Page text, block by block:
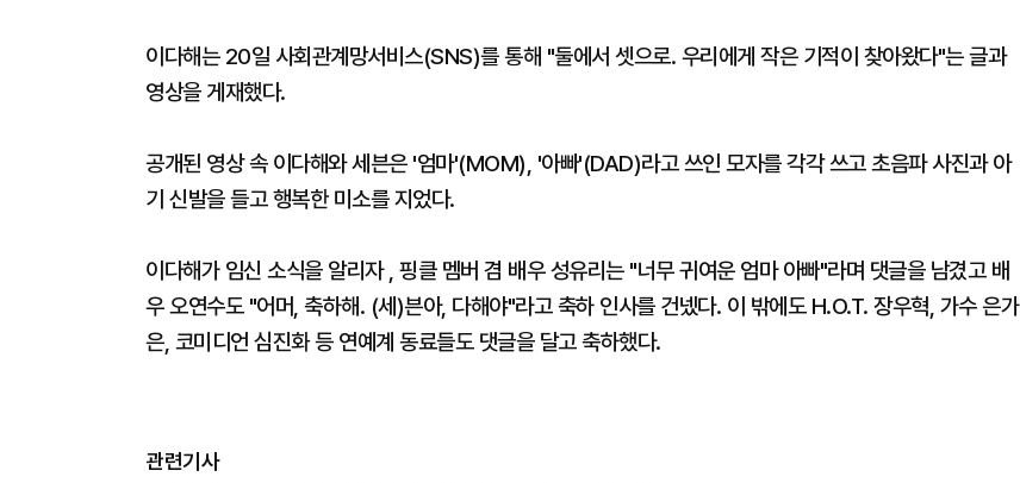
이다해는 20일 사회관계망서비스(SNS)를 통해 "둘에서 셋으로. 우리에게 작은 기적이 찾아왔다"는 글과
영상을 게재했다.
공개된 영상 속 이다해와 세븐은 '엄마'(MOM), '아빠'(DAD)라고 쓰인 모자를 각각 쓰고 초음파 사진과 아
기 신발을 들고 행복한 미소를 지었다.
이다해가 임신 소식을 알리자 , 핑클 멤버 겸 배우 성유리는 "너무 귀여운 엄마 아빠"라며 댓글을 남겼고 배
우 오연수도 "어머, 축하해. (세)븐아, 다해야"라고 축하 인사를 건넸다. 이 밖에도 H.O.T. 장우혁, 가수 은가
은, 코미디언 심진화 등 연예계 동료들도 댓글을 달고 축하했다.
관련기사